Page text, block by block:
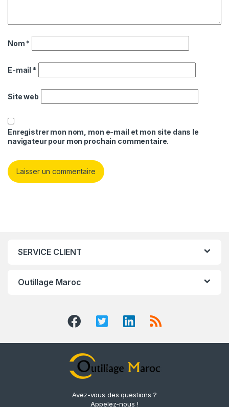
Nom *
E-mail *
Site web
Enregistrer mon nom, mon e-mail et mon site dans le
navigateur pour mon prochain commentaire.
SERVICE CLIENT
Outillage Maroc
Avez-vous des questions ?
Appelez-nous !